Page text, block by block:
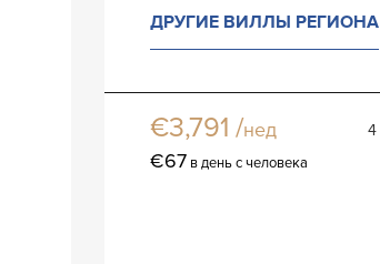
ДРУГИЕ ВИЛЛЫ РЕГИОНА
€3,791 /нед 4
€67 в день с человека